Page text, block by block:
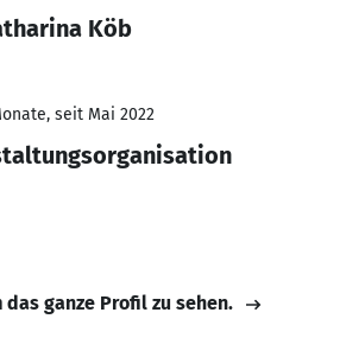
Köb
seit Mai 2022
das ganze Profil zu sehen.